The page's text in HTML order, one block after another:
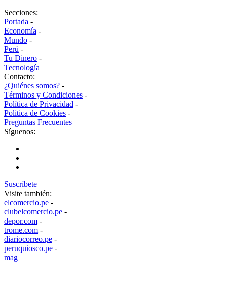
Secciones:
Portada -
Economía -
Mundo -
Perú -
Tu Dinero -
Tecnología
Contacto:
¿Quiénes somos? -
Términos y Condiciones -
Política de Privacidad -
Politica de Cookies -
Preguntas Frecuentes
Síguenos:
Suscríbete
Visite también:
elcomercio.pe -
clubelcomercio.pe -
depor.com -
trome.com -
diariocorreo.pe -
peruquiosco.pe -
mag